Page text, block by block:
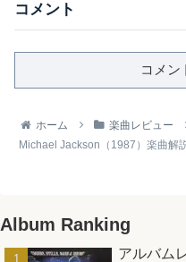
コメント
コメン
ホーム 楽曲レビュー
Michael Jackson（1987）楽曲解
Album Ranking
アルバム